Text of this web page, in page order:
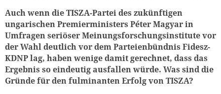
Auch wenn die TISZA-Partei des zukünftigen
ungarischen Premierministers Péter Magyar in
Umfragen seriöser Meinungsforschungsinstitute vor
der Wahl deutlich vor dem Parteienbündnis Fidesz-
KDNP lag, haben wenige damit gerechnet, dass das
Ergebnis so eindeutig ausfallen würde. Was sind die
Gründe für den fulminanten Erfolg von TISZA?